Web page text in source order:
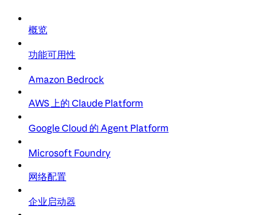
概览
功能可用性
Amazon Bedrock
AWS 上的 Claude Platform
Google Cloud 的 Agent Platform
Microsoft Foundry
网络配置
企业启动器